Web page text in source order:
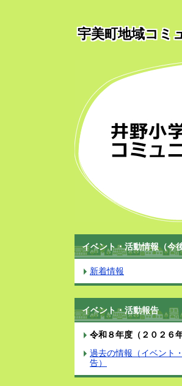
宇美町地域コミ
イベント・活動情報（今
新着情報
イベント・活動報告
令和８年度（２０２６年
過去の情報（イベント
告）